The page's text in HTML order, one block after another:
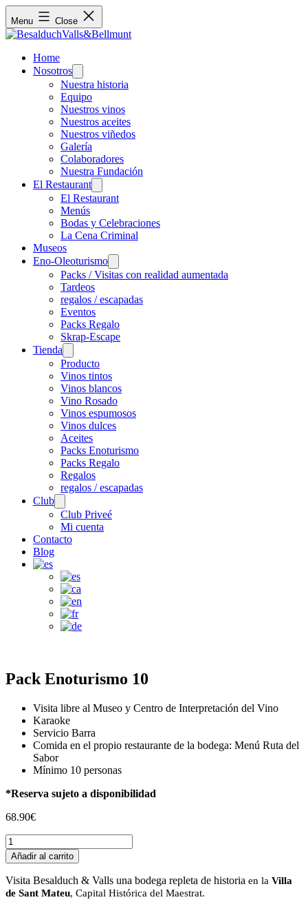
Menu Close
Home
Nosotros
menu
Nuestra historia
Equipo
Nuestros vinos
Nuestros aceites
Nuestros viñedos
Galería
Colaboradores
Nuestra Fundación
El Restaurant
menu
El Restaurant
Menús
Bodas y Celebraciones
La Cena Criminal
Museos
Eno-Oleoturismo
menu
Packs / Visitas con realidad aumentada
Tardeos
regalos / escapadas
Eventos
Packs Regalo
Skrap-Escape
Tienda
menu
Producto
Vinos tintos
Vinos blancos
Vino Rosado
Vinos espumosos
Vinos dulces
Aceites
Packs Enoturismo
Packs Regalo
Regalos
regalos / escapadas
Club
menu
Club Priveé
Mi cuenta
Contacto
Blog
Pack Enoturismo 10
Visita libre al Museo y Centro de Interpretación del Vino
Karaoke
Servicio Barra
Comida en el propio restaurante de la bodega: Menú Ruta del
Sabor
Mínimo 10 personas
*Reserva sujeto a disponibilidad
68.90€
Pack
Enoturismo
10
cantidad
Añadir al carrito
Visita Besalduch & Valls una bodega repleta de historia en la Villa
de Sant Mateu, Capital Histórica del Maestrat.